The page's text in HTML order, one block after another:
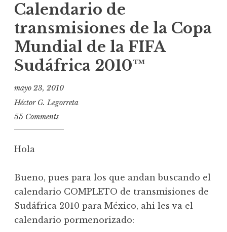
Calendario de
transmisiones de la Copa
Mundial de la FIFA
Sudáfrica 2010™
mayo 23, 2010
Héctor G. Legorreta
55 Comments
Hola
Bueno, pues para los que andan buscando el
calendario COMPLETO de transmisiones de
Sudáfrica 2010 para México, ahi les va el
calendario pormenorizado: